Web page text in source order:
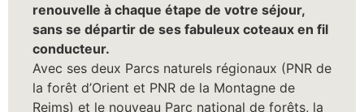
renouvelle à chaque étape de votre séjour,
sans se départir de ses fabuleux coteaux en fil
conducteur.
Avec ses deux Parcs naturels régionaux (PNR de
la forêt d’Orient et PNR de la Montagne de
Reims) et le nouveau Parc national de forêts, la